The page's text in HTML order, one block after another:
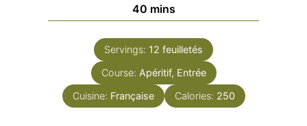
40minutes
mins
Servings: 12 feuilletés
Course: Apéritif, Entrée
Cuisine: Française Calories: 250